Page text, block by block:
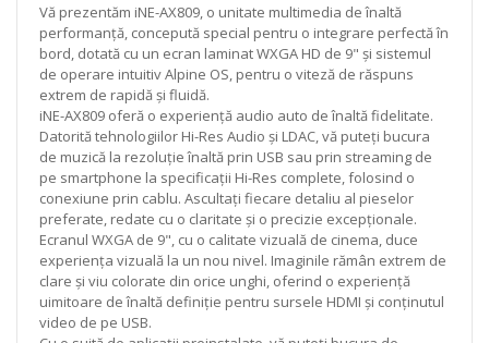
Vă prezentăm iNE-AX809, o unitate multimedia de înaltă
performanță, concepută special pentru o integrare perfectă în
bord, dotată cu un ecran laminat WXGA HD de 9" și sistemul
de operare intuitiv Alpine OS, pentru o viteză de răspuns
extrem de rapidă și fluidă.
iNE-AX809 oferă o experiență audio auto de înaltă fidelitate.
Datorită tehnologiilor Hi-Res Audio și LDAC, vă puteți bucura
de muzică la rezoluție înaltă prin USB sau prin streaming de
pe smartphone la specificații Hi-Res complete, folosind o
conexiune prin cablu. Ascultați fiecare detaliu al pieselor
preferate, redate cu o claritate și o precizie excepționale.
Ecranul WXGA de 9", cu o calitate vizuală de cinema, duce
experiența vizuală la un nou nivel. Imaginile rămân extrem de
clare și viu colorate din orice unghi, oferind o experiență
uimitoare de înaltă definiție pentru sursele HDMI și conținutul
video de pe USB.